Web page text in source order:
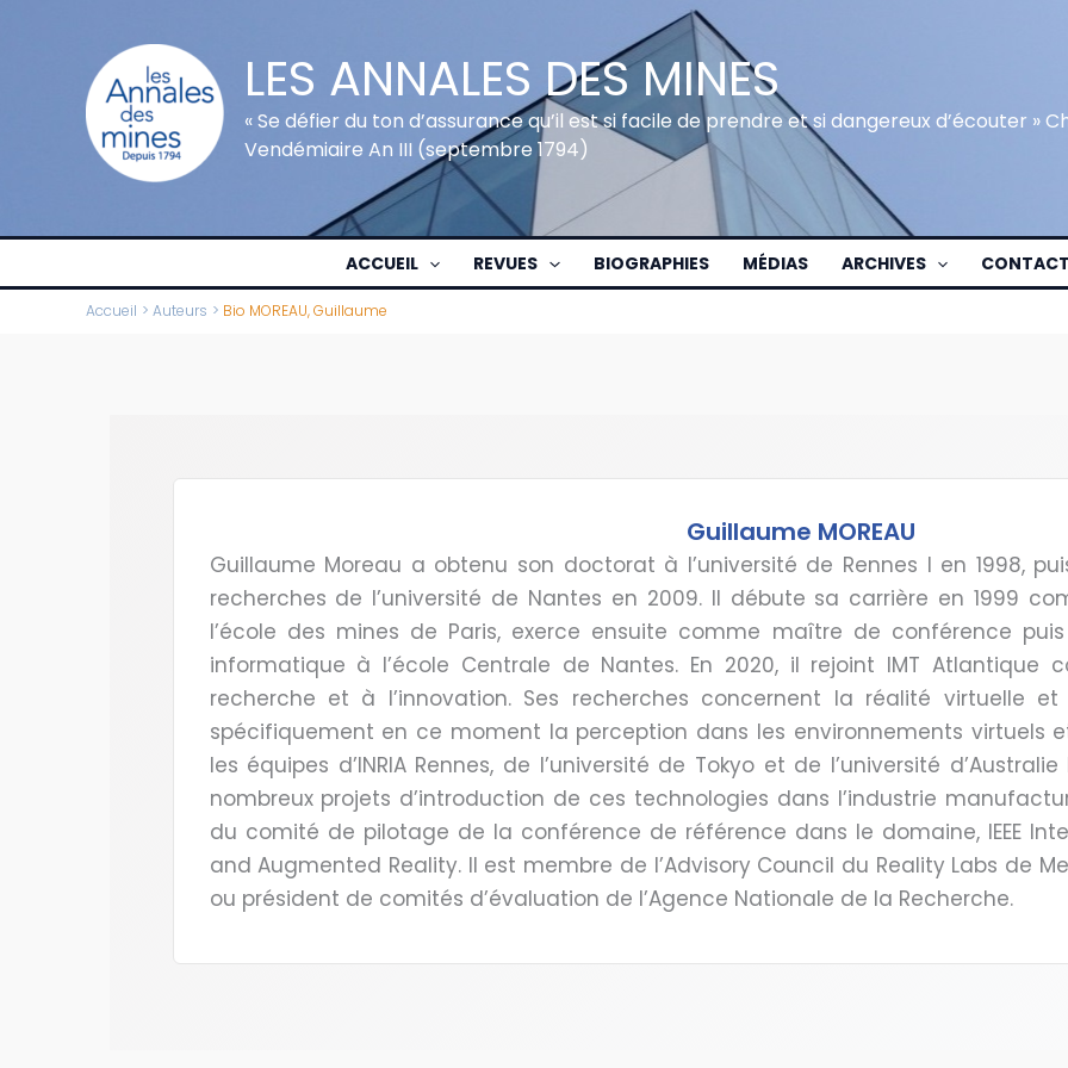
LES ANNALES DES MINES
« Se défier du ton d’assurance qu’il est si facile de prendre et si dangereux d’écouter »
Vendémiaire An III (septembre 1794)
ACCUEIL REVUES BIOGRAPHIES MÉDIAS ARCHIVES CONTACT
Accueil Auteurs Bio MOREAU, Guillaume
Guillaume MOREAU
Guillaume Moreau a obtenu son doctorat à l’université de Rennes I en 1998,
recherches de l’université de Nantes en 2009. Il débute sa carrière en 1999
l’école des mines de Paris, exerce ensuite comme maître de conférence
informatique à l’école Centrale de Nantes. En 2020, il rejoint IMT
recherche et à l’innovation. Ses recherches concernent la réalité virtuelle
spécifiquement en ce moment la perception dans les environnements virtuels
les équipes d’INRIA Rennes, de l’université de Tokyo et de l’université
nombreux projets d’introduction de ces technologies dans l’industrie
du comité de pilotage de la conférence de référence dans le domaine, IEEE
and Augmented Reality. Il est membre de l’Advisory Council du Reality Labs de
ou président de comités d’évaluation de l’Agence Nationale de la Recherche.